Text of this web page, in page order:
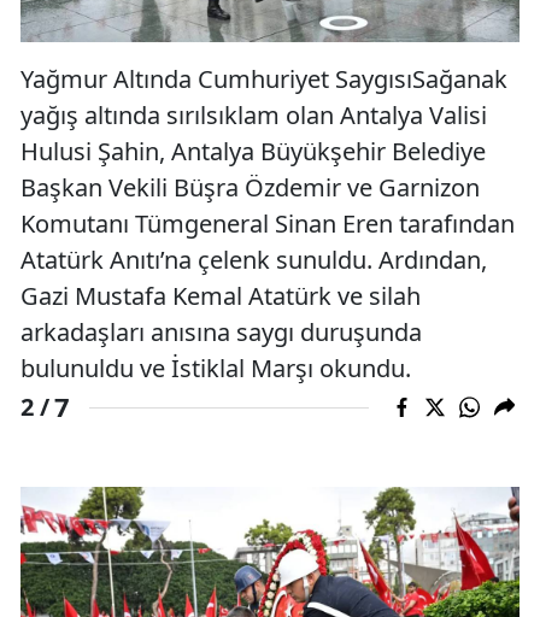
Yağmur Altında Cumhuriyet SaygısıSağanak
yağış altında sırılsıklam olan Antalya Valisi
Hulusi Şahin, Antalya Büyükşehir Belediye
Başkan Vekili Büşra Özdemir ve Garnizon
Komutanı Tümgeneral Sinan Eren tarafından
Atatürk Anıtı’na çelenk sunuldu. Ardından,
Gazi Mustafa Kemal Atatürk ve silah
arkadaşları anısına saygı duruşunda
bulunuldu ve İstiklal Marşı okundu.
2 /7